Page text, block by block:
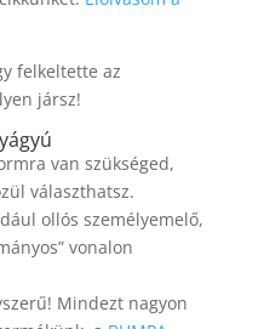
felkeltette az
jársz!
van szükséged,
választhatsz.
ollós személyemelő,
vonalon
Mindezt nagyon